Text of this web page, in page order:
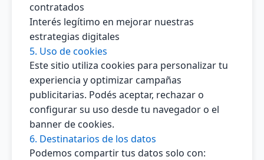
contratados
Interés legítimo en mejorar nuestras
estrategias digitales
5. Uso de cookies
Este sitio utiliza cookies para personalizar tu
experiencia y optimizar campañas
publicitarias. Podés aceptar, rechazar o
configurar su uso desde tu navegador o el
banner de cookies.
6. Destinatarios de los datos
Podemos compartir tus datos solo con: